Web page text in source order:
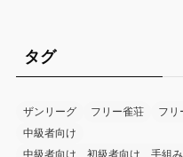
タグ
ザンリーグ フリー雀荘 フリ
中級者向け
中級者向け、初級者向け、手組